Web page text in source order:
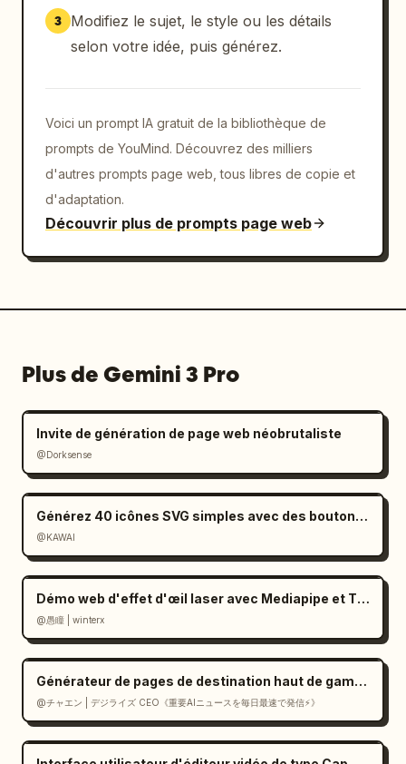
3
Modifiez le sujet, le style ou les détails
selon votre idée, puis générez.
Voici un prompt IA gratuit de la bibliothèque de
prompts de YouMind. Découvrez des milliers
d'autres prompts page web, tous libres de copie et
d'adaptation.
Découvrir plus de prompts page web
Plus de Gemini 3 Pro
Invite de génération de page web néobrutaliste
@Dorksense
Générez 40 icônes SVG simples avec des boutons de téléchargement
@KAWAI
Démo web d'effet d'œil laser avec Mediapipe et Three.js
@愚瞳 | winterx
Générateur de pages de destination haut de gamme de style suisse en React
@チャエン | デジライズ CEO《重要AIニュースを毎日最速で発信⚡️》